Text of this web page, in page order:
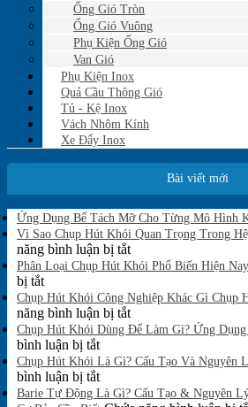
Ống Gió Tròn
Ống Gió Vuông
Phụ Kiện Ống Gió
Van Gió
Phụ Kiện Inox
Quả Cầu Thông Gió
Tủ - Kệ Inox
Vách Nhôm Kính
Xe Đẩy Inox
Bài viết mới
Ứng Dụng Bể Tách Mỡ Cho Từng Mô Hình
Vì Sao Chụp Hút Khói Quan Trọng Trong
năng bình luận bị tắtở
Vì
Chụp
Hút
Khói
Trọng
Hệ
Phân Loại Chụp Hút Khói Phổ Biến Hiện Nay
bị tắtở
Phân
Loại
Chụp
Hút
Khói
Phổ
Biến
Chụp Hút Khói Công Nghiệp Khác Gì Chụp
năng bình luận bị tắtở
Chụp
Khói
Nghiệp
Chụp Hút Khói Dùng Để Làm Gì? Ứng
bình luận bị tắtở
Chụp
Hút
Khói
Chụp Hút Khói Là Gì? Cấu Tạo Và Nguyên
bình luận bị tắtở
Chụp
Barie Tự Động Là Gì? Cấu Tạo & Nguyên